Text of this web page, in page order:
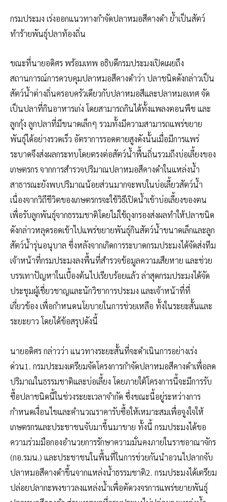
กรมประมง เร่งออกแนวทางกำจัดปลาหมอสีคางดำ ย้ำเป็นสัตว์
ทำร้ายพันธุ์ปลาท้องถิ่น
ขณะที่นายอดิศร พร้อมเทพ อธิบดีกรมประมงเปิดเผยถึง
สถานการณ์การควบคุมปลาหมอสีคางดำว่า ปลาชนิดดังกล่าวเป็น
สัตว์น้ำต่างถิ่นครอบครัวเดียวกับปลาหมอสีและปลาหมอเทศ จัด
เป็นปลาที่กินอาหารเก่ง โดยสามารถกินได้ทั้งแพลงตอนพืช และ
ลูกกุ้ง ลูกปลาที่มีขนาดเล็กๆ รวมทั้งมีความสามารถแพร่ขยาย
พันธุ์ได้อย่างรวดเร็ว อัตราการรอดตายสูงดังนั้นเมื่อมีการแพร่
ระบาดจึงส่งผลกระทบโดยตรงต่อสัตว์น้ำพื้นถิ่นรวมถึงบ่อเลี้ยงของ
เกษตรกร จากการสำรวจปริมาณปลาหมอสีคางดำในแหล่งน้ำ
สาธารณะยังพบปริมาณน้อยส่วนมากจะพบในบ่อเลี้ยวสัตว์น้ำ
เนื่องจากวิถีชีวิตของเกษตรกรจะใช้วิธีเปิดน้ำเข้าบ่อเลี้ยงของตน
เพื่อรับลูกพันธุ์จากธรรมชาติโดยไม่ใช้ถุงกรองส่งผลทำให้ปลาชนิด
ดังกล่าวหลุดรอดเข้าไปแพร่ขยายพันธุ์กินสัตว์น้ำขนาดเล็กและลูก
สัตว์น้ำรุ่นอนุบาล ซึ่งหลังจากเกิดการระบาดกรมประมงได้จัดส่งทีม
เจ้าหน้าที่กรมประมงลงพื้นที่สำรวจข้อมูลความเสียหาย และช่วย
บรรเทาปัญหาในเบื้องต้นไปเรียบร้อยแล้ว ล่าสุดกรมประมงได้จัด
ประชุมผู้เชี่ยวชาญและนักวิชาการประมง และเจ้าหน้าที่ที่
เกี่ยวข้อง เพื่อกำหนดนโยบายในการช่วยเหลือ ทั้งในระยะสั้นและ
ระยะยาว โดยได้ข้อสรุปดังนี้
นายอดิศร กล่าวว่า แนวทางระยะสั้นที่จะดำเนินการอย่างเร่ง
ด่วน1. กรมประมงเตรียมจัดโครงการกำจัดปลาหมอสีคางดำเพื่อลด
ปริมาณในธรรมชาติและบ่อเลี้ยง โดยภายใต้โครงการนี้จะมีการรับ
ซื้อปลาชนิดนี้ในช่วงระยะเวลาจำกัด ซึ่งขณะนี้อยู่ระหว่างการ
กำหนดเงื่อนไขและคำนวณราคารับซื้อให้เหมาะสมเพื่อจูงใจให้
เกษตรกรและประชาชนจับมาขึ้นมาขาย ทั้งนี้ กรมประมงได้ขอ
ความร่วมมือกองอำนวยการรักษาความมั่นคงภายในราชอาณาจักร
(กอ.รมน.) และประชาชนในพื้นที่ในการช่วยกันนำอวนไปลากจับ
ปลาหมอสีคางดำขึ้นจากแหล่งน้ำธรรมชาติ2. กรมประมงได้เตรียม
ปล่อยปลากะพงขาวลงแหล่งน้ำเพื่อตัดวงจรการแพร่ขยายพันธุ์